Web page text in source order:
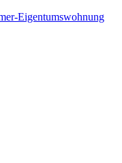
Eigentumswohnung